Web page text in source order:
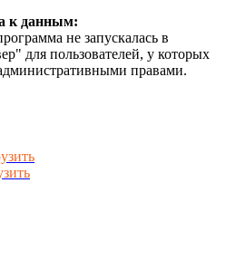
к данным:
не запускалась в
для пользователей, у которых
правами.